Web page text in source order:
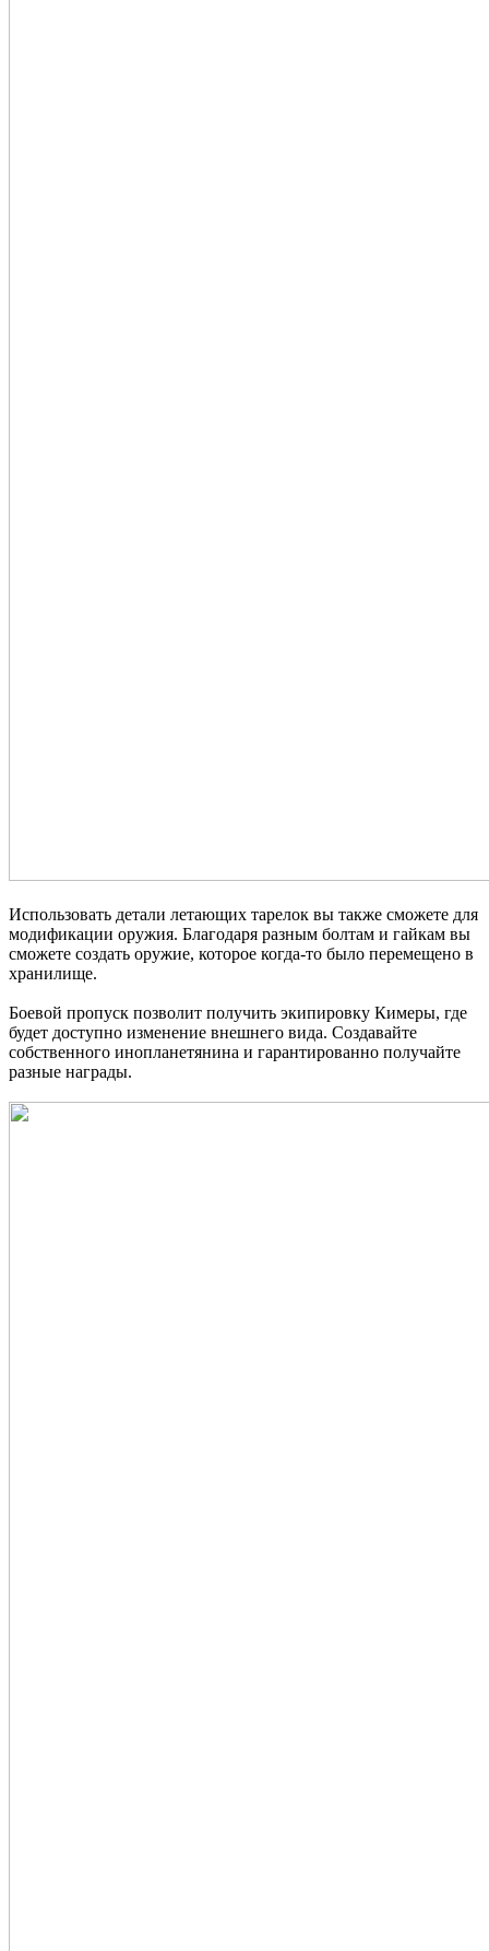
Использовать детали летающих тарелок вы также сможете для
модификации оружия. Благодаря разным болтам и гайкам вы
сможете создать оружие, которое когда-то было перемещено в
хранилище.
Боевой пропуск позволит получить экипировку Кимеры, где
будет доступно изменение внешнего вида. Создавайте
собственного инопланетянина и гарантированно получайте
разные награды.